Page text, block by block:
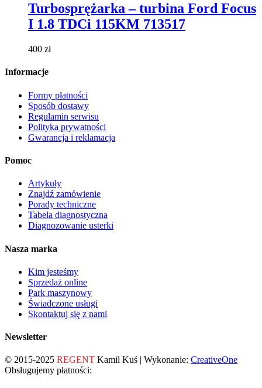
wiele
wariantów.
Turbosprężarka – turbina Ford Focus
I 1.8 TDCi 115KM 713517
400 zł
Informacje
Formy płatności
Sposób dostawy
Regulamin serwisu
Polityka prywatności
Gwarancja i reklamacja
Pomoc
Artykuły
Znajdź zamówienie
Porady techniczne
Tabela diagnostyczna
Diagnozowanie usterki
Nasza marka
Kim jesteśmy
Sprzedaż online
Park maszynowy
Świadczone usługi
Skontaktuj się z nami
Newsletter
© 2015-2025 REGENT Kamil Kuś | Wykonanie: CreativeOne
Obsługujemy płatności: